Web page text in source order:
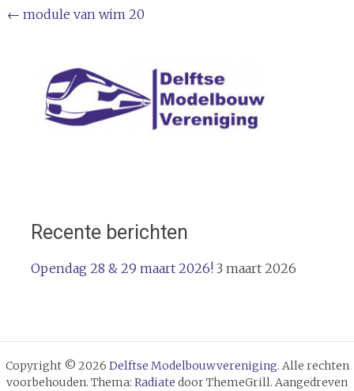
Bericht
← module van wim 20
Recente berichten
Opendag 28 & 29 maart 2026! 3 maart 2026
Copyright © 2026 Delftse Modelbouwvereniging. Alle rechten
voorbehouden. Thema: Radiate door ThemeGrill. Aangedreven